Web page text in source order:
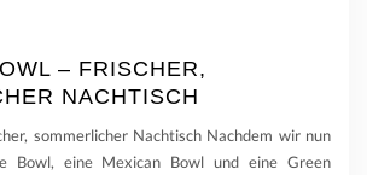
– FRISCHER,
NACHTISCH
sommerlicher Nachtisch Nachdem wir nun
Bowl, eine Mexican Bowl und eine Green